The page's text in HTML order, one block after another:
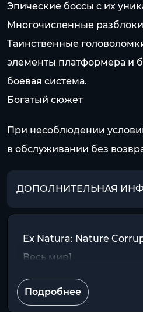
Эпические боссы с их
Многочисленные
Таинственные
элементы платформера и
боевая система.
Богатый сюжет
При несоблюдении
в обслуживании без
ДОПОЛНИТЕЛЬНАЯ
Ex Natura: Nature
Весь мир]
Подробнее